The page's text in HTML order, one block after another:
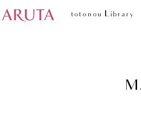
totonou Library